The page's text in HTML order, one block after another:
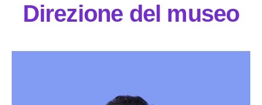
Direzione del museo